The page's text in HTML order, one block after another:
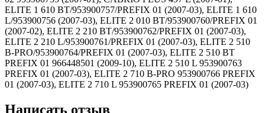
ELITE 1 610 BT/953900757/PREFIX 01 (2007-03), ELITE 1 610
L/953900756 (2007-03), ELITE 2 010 BT/953900760/PREFIX 01
(2007-02), ELITE 2 210 BT/953900762/PREFIX 01 (2007-03),
ELITE 2 210 L/953900761/PREFIX 01 (2007-03), ELITE 2 510
B-PRO/953900764/PREFIX 01 (2007-03), ELITE 2 510 BT
PREFIX 01 966448501 (2009-10), ELITE 2 510 L 953900763
PREFIX 01 (2007-03), ELITE 2 710 B-PRO 953900766 PREFIX
01 (2007-03), ELITE 2 710 L 953900765 PREFIX 01 (2007-03)
Написать отзыв